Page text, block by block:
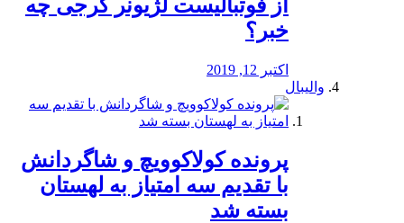
از فوتبالیست لژیونر کرجی چه
خبر؟
اکتبر 12, 2019
والیبال
پرونده کولاکوویچ و شاگردانش
با تقدیم سه امتیاز به لهستان
بسته شد